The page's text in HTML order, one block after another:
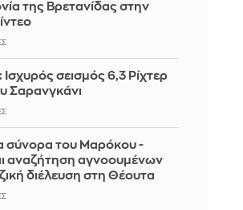
της Βρετανίδας στην
Ισχυρός σεισμός 6,3 Ρίχτερ
Σαρανγκάνι
σύνορα του Μαρόκου -
αναζήτηση αγνοουμένων
διέλευση στη Θέουτα